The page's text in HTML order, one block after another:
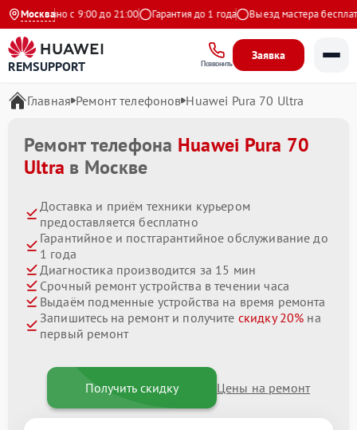
Москвас 9:00 до 21:00 Гарантия до 1 года Выезд мастера бесплатно
REMSUPPORT Позвонить
Заявка
Главная Ремонт телефонов Huawei Pura 70 Ultra
Ремонт телефона Huawei Pura 70
Ultra в Москве
Доставка и приём техники курьером
предоставляется бесплатно
Гарантийное и постгарантийное обслуживание до
1 года
Диагностика производится за 15 мин
Срочный ремонт устройства в течении часа
Выдаём подменные устройства на время ремонта
Запишитесь на ремонт и получите скидку 20% на
первый ремонт
Получить скидку Цены на ремонт